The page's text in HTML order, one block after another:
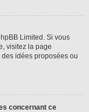
Limited. Si vous
visitez la page
idées proposées ou
concernant ce